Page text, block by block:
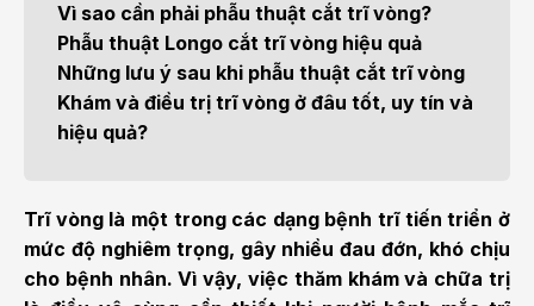
Vì sao cần phải phẫu thuật cắt trĩ vòng?
Phẫu thuật Longo cắt trĩ vòng hiệu quả
Những lưu ý sau khi phẫu thuật cắt trĩ vòng
Khám và điều trị trĩ vòng ở đâu tốt, uy tín và
hiệu quả?
Trĩ vòng là một trong các dạng bệnh trĩ tiến triển ở
mức độ nghiêm trọng, gây nhiều đau đớn, khó chịu
cho bệnh nhân. Vì vậy, việc thăm khám và chữa trị